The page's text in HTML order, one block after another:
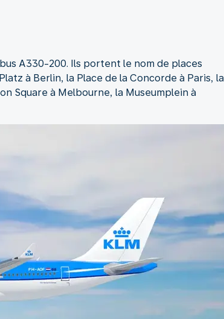
A330-200. Ils portent le nom de places
à Berlin, la Place de la Concorde à Paris, la
Square à Melbourne, la Museumplein à